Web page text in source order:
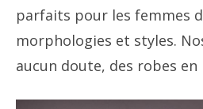
parfaits pour les femmes
morphologies et styles.
aucun doute, des robes en